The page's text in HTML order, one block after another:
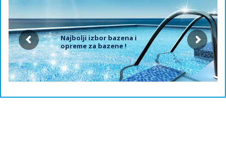
Najbolji izbor bazena i
opreme za bazene !